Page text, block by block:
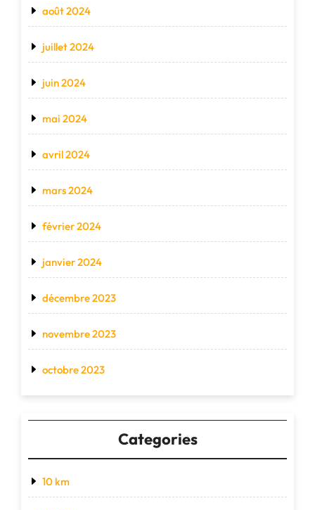
août 2024
juillet 2024
juin 2024
mai 2024
avril 2024
mars 2024
février 2024
janvier 2024
décembre 2023
novembre 2023
octobre 2023
Categories
10 km